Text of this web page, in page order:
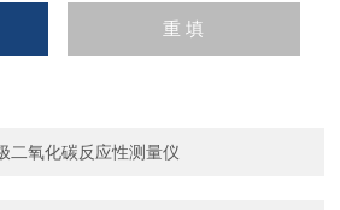
二氧化碳反应性测量仪